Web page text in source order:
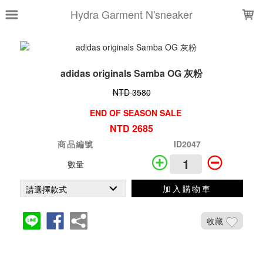
Hydra Garment N'sneaker
adidas originals Samba OG 灰粉
NTD 3580
END OF SEASON SALE
NTD 2685
商品編號
ID2047
數量
加入購物車
收藏